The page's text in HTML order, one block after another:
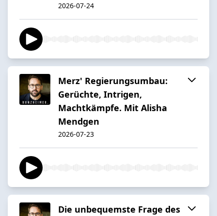
2026-07-24
Merz' Regierungsumbau:
Gerüchte, Intrigen,
Machtkämpfe. Mit Alisha
Mendgen
2026-07-23
Die unbequemste Frage des